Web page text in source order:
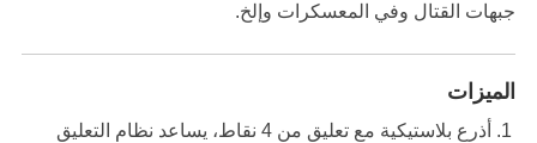
جبهات القتال وفي المعسكرات وإلخ.
الميزات
أذرع بلاستيكية مع تعليق من 4 نقاط، يساعد نظام التعليق